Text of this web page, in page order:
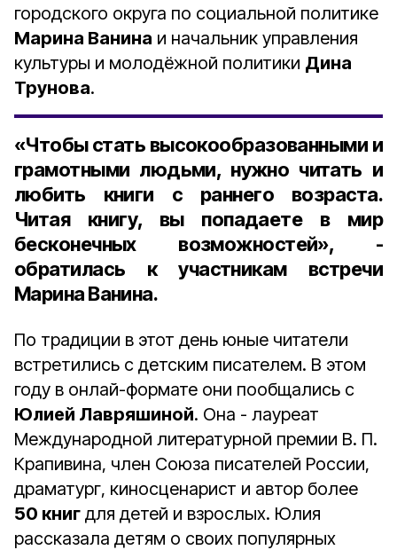
городского округа по социальной политике
Марина Ванина и начальник управления
культуры и молодёжной политики Дина
Трунова.
«Чтобы стать высокообразованными и
грамотными людьми, нужно читать и
любить книги с раннего возраста.
Читая книгу, вы попадаете в мир
бесконечных возможностей», -
обратилась к участникам встречи
Марина Ванина.
По традиции в этот день юные читатели
встретились с детским писателем. В этом
году в онлай-формате они пообщались с
Юлией Лавряшиной. Она - лауреат
Международной литературной премии В. П.
Крапивина, член Союза писателей России,
драматург, киносценарист и автор более
50 книг для детей и взрослых. Юлия
рассказала детям о своих популярных